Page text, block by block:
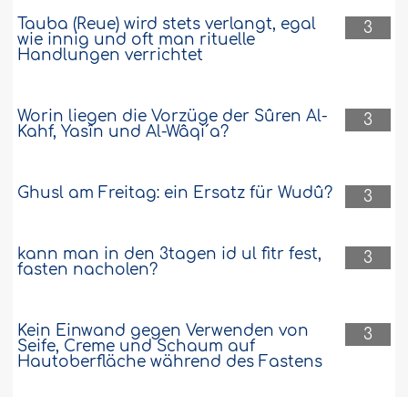
3
Tauba (Reue) wird stets verlangt, egal
wie innig und oft man rituelle
Handlungen verrichtet
3
Worin liegen die Vorzüge der Sûren Al-
Kahf, Yasîn und Al-Wâqi´a?
3
Ghusl am Freitag: ein Ersatz für Wudû?
3
kann man in den 3tagen id ul fitr fest,
fasten nacholen?
3
Kein Einwand gegen Verwenden von
Seife, Creme und Schaum auf
Hautoberfläche während des Fastens